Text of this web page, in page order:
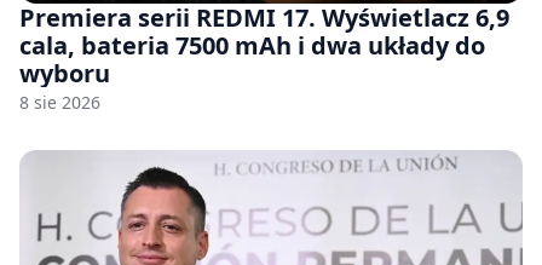
Premiera serii REDMI 17. Wyświetlacz 6,9
cala, bateria 7500 mAh i dwa układy do
wyboru
8 sie 2026